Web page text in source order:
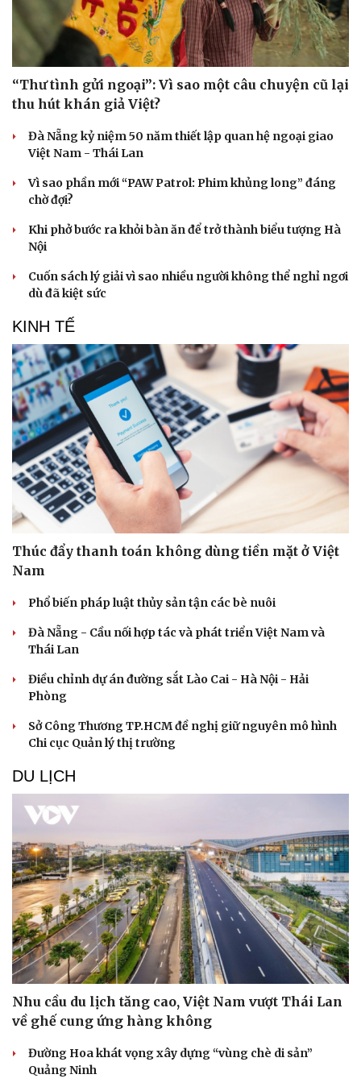
Sức khỏe
Dinh dưỡng - món ngon
Cây thuốc
Sản phụ khoa
Nhi khoa
Nam khoa
Làm đẹp - giảm cân
Phòng mạch online
Ăn sạch sống khỏe
Đời sống
Nhà đẹp
Tình yêu - Gia đình
“Thư tình gửi ngoại”: Vì sao một câu chuyện cũ lại
thu hút khán giả Việt?
Đà Nẵng kỷ niệm 50 năm thiết lập quan hệ ngoại giao
Việt Nam - Thái Lan
Vì sao phần mới “PAW Patrol: Phim khủng long” đáng
chờ đợi?
Khi phở bước ra khỏi bàn ăn để trở thành biểu tượng Hà
Nội
Cuốn sách lý giải vì sao nhiều người không thể nghỉ ngơi
dù đã kiệt sức
KINH TẾ
Thúc đẩy thanh toán không dùng tiền mặt ở Việt
Nam
Phổ biến pháp luật thủy sản tận các bè nuôi
Đà Nẵng - Cầu nối hợp tác và phát triển Việt Nam và
Thái Lan
Điều chỉnh dự án đường sắt Lào Cai - Hà Nội - Hải
Phòng
Sở Công Thương TP.HCM đề nghị giữ nguyên mô hình
Chi cục Quản lý thị trường
DU LỊCH
Nhu cầu du lịch tăng cao, Việt Nam vượt Thái Lan
về ghế cung ứng hàng không
Đường Hoa khát vọng xây dựng “vùng chè di sản”
Quảng Ninh